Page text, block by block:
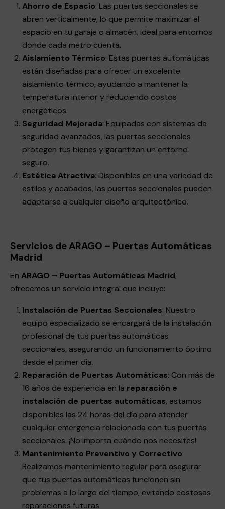
Ahorro de Espacio: Las puertas seccionales se
abren verticalmente, lo que permite maximizar el
espacio en tu garaje o almacén, ideal para entornos
donde cada metro cuenta.
Aislamiento Térmico: Estas puertas automáticas
están diseñadas para ofrecer un excelente
aislamiento térmico, ayudando a mantener la
temperatura interior y reduciendo costos
energéticos.
Seguridad Mejorada: Equipadas con sistemas de
seguridad avanzados, las puertas seccionales
protegen tus bienes y garantizan un entorno
seguro.
Estética Atractiva: Disponibles en una variedad de
estilos y acabados, las puertas seccionales pueden
adaptarse a cualquier diseño arquitectónico.
Servicios de ARAGO – Puertas Automáticas
Madrid
En ARAGO – Puertas Automáticas Madrid,
ofrecemos un servicio integral que incluye:
Instalación de Puertas Seccionales: Nuestro
equipo especializado se encargará de la instalación
profesional de tus puertas automáticas
seccionales, asegurando un funcionamiento óptimo
desde el primer día.
Reparación de Puertas Automáticas: Con más de
16 años de experiencia en la reparación e
instalación de puertas automáticas, estamos
disponibles las 24 horas del día para atender
cualquier emergencia relacionada con tus puertas
seccionales. ¡No importa cuándo nos necesites!
Mantenimiento Preventivo y Correctivo:
Realizamos mantenimiento regular para asegurar
que tus puertas automáticas funcionen sin
problemas a lo largo del tiempo, evitando costosas
reparaciones futuras.